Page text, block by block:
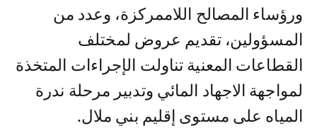
ورؤساء المصالح اللاممركزة، وعدد من
المسؤولين، تقديم عروض لمختلف
القطاعات المعنية تناولت الإجراءات المتخذة
لمواجهة الاجهاد المائي وتدبير مرحلة ندرة
المياه على مستوى إقليم بني ملال.